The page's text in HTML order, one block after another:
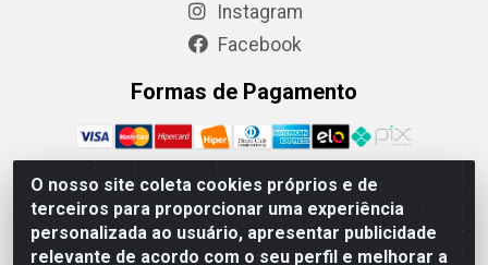
O nosso site coleta cookies próprios e de
terceiros para proporcionar uma experiência
personalizada ao usuário, apresentar publicidade
relevante de acordo com o seu perfil e melhorar a
Instagram
Facebook
Formas de Pagamento
Rafael & Dantas LTDA - Rua Floriano Peixoto, 137- Centro,
CEP: 60025-130 | CNPJ: 02.884.314/0001-20